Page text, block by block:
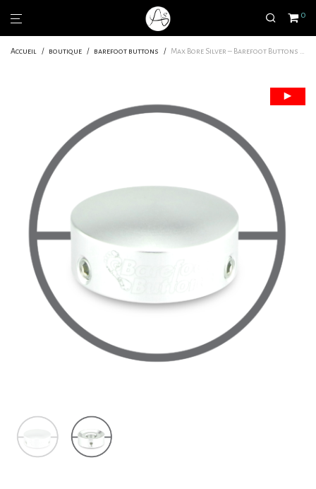
0
Accueil / boutique / barefoot buttons / Max Bore Silver – Barefoot Buttons v1 | Pour les footswitch très larges